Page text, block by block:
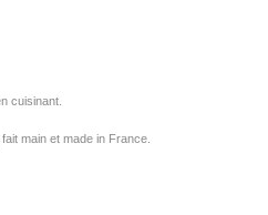
cuisinant.
main et made in France.